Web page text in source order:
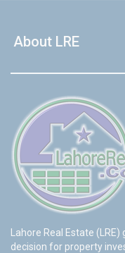
About LRE
Lahore Real Estate
decision for property